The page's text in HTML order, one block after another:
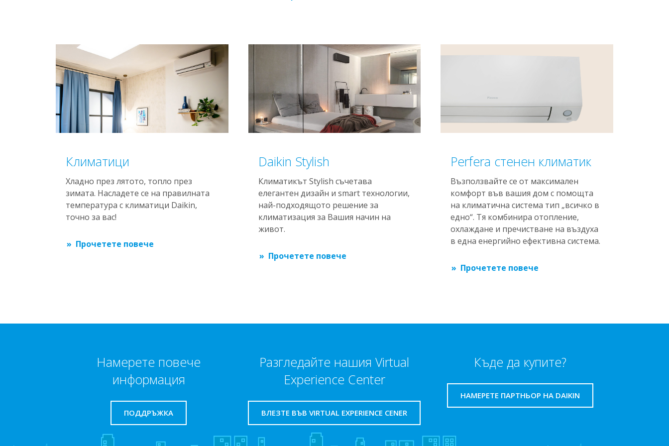
Климатици
Хладно през лятото, топло през
зимата. Насладете се на правилната
температура с климатици Daikin,
точно за вас!
Прочетете повече
Daikin Stylish
Климатикът Stylish съчетава
елегантен дизайн и smart технологии,
най-подходящото решение за
климатизация за Вашия начин на
живот.
Прочетете повече
Perfera стенен климатик
Възползвайте се от максимален
комфорт във вашия дом с помощта
на климатична система тип „всичко в
едно“. Тя комбинира отопление,
охлаждане и пречистване на въздуха
в една енергийно ефективна система.
Прочетете повече
Намерете повече
информация
ПОДДРЪЖКА
Разгледайте нашия Virtual
Experience Center
ВЛЕЗТЕ ВЪВ VIRTUAL EXPERIENCE CENER
Къде да купите?
НАМЕРЕТЕ ПАРТНЬОР НА DAIKIN